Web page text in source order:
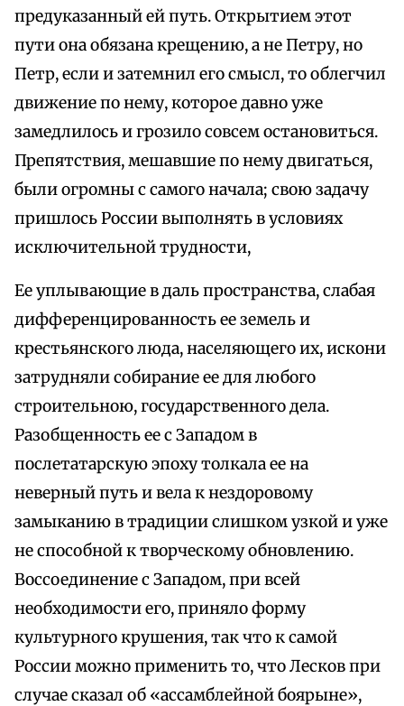
предуказанный ей путь. Открытием этот
пути она обязана крещению, а не Петру, но
Петр, если и затемнил его смысл, то облегчил
движение по нему, которое давно уже
замедлилось и грозило совсем остановиться.
Препятствия, мешавшие по нему двигаться,
были огромны с самого начала; свою задачу
пришлось России выполнять в условиях
исключительной трудности,
Ее уплывающие в даль пространства, слабая
дифференцированность ее земель и
крестьянского люда, населяющего их, искони
затрудняли собирание ее для любого
строительною, государственного дела.
Разобщенность ее с Западом в
послетатарскую эпоху толкала ее на
неверный путь и вела к нездоровому
замыканию в традиции слишком узкой и уже
не способной к творческому обновлению.
Воссоединение с Западом, при всей
необходимости его, приняло форму
культурного крушения, так что к самой
России можно применить то, что Лесков при
случае сказал об «ассамблейной боярыне»,